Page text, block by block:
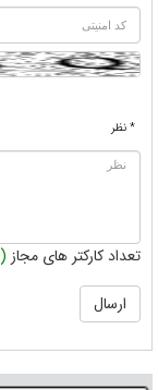
* نظر
تعداد کارکتر های مجاز ( 200 )